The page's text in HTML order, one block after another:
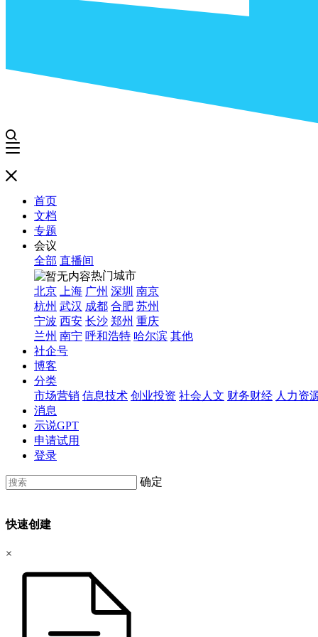
首页
文档
专题
会议
全部 直播间
热门城市
北京
上海 广州 深圳 南京
杭州 武汉 成都 合肥 苏州
宁波 西安 长沙 郑州 重庆
兰州 南宁 呼和浩特 哈尔滨 其他
社企号
博客
分类
市场营销 信息技术 创业投资 社会人文 财务财经 人力资
消息
示说GPT
申请试用
登录
确定
快速创建
×